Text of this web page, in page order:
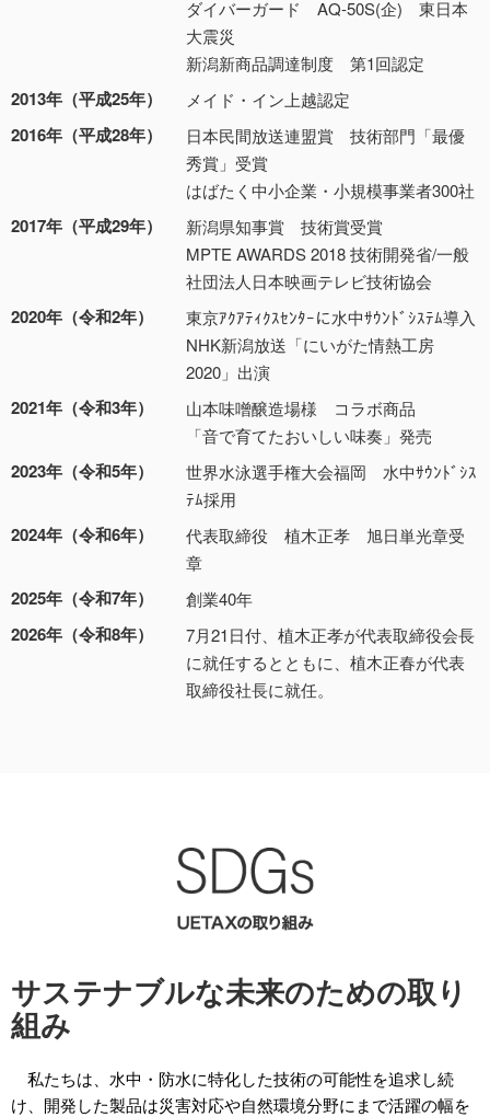
ダイバーガード AQ-50S(企) 東日本
大震災
新潟新商品調達制度 第1回認定
2013年（平成25年） メイド・イン上越認定
2016年（平成28年）
日本民間放送連盟賞 技術部門「最優
秀賞」受賞
はばたく中小企業・小規模事業者300社
2017年（平成29年）
新潟県知事賞 技術賞受賞
MPTE AWARDS 2018 技術開発省/一般
社団法人日本映画テレビ技術協会
2020年（令和2年）
東京ｱｸｱﾃｨｸｽｾﾝﾀｰに水中ｻｳﾝﾄﾞｼｽﾃﾑ導入
NHK新潟放送「にいがた情熱工房
2020」出演
2021年（令和3年）
山本味噌醸造場様 コラボ商品
「音で育てたおいしい味奏」発売
2023年（令和5年）
世界水泳選手権大会福岡 水中ｻｳﾝﾄﾞｼｽ
ﾃﾑ採用
2024年（令和6年）
代表取締役 植木正孝 旭日単光章受
章
2025年（令和7年） 創業40年
2026年（令和8年）
7月21日付、植木正孝が代表取締役会⾧
に就任するとともに、植木正春が代表
取締役社⾧に就任。
サステナブルな未来のための取り
組み
私たちは、水中・防水に特化した技術の可能性を追求し続
け、開発した製品は災害対応や自然環境分野にまで活躍の幅を